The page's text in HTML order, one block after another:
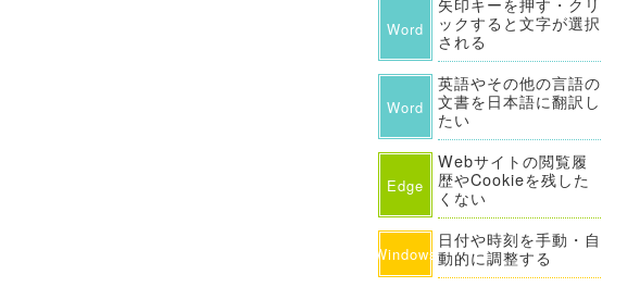
Word
ックすると文字が選択
される
Word
英語やその他の言語の
文書を日本語に翻訳し
たい
Edge
Webサイトの閲覧履
歴やCookieを残した
くない
Windows
日付や時刻を手動・自
動的に調整する